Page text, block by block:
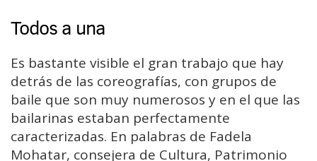
Todos a una
Es bastante visible el gran trabajo que hay
detrás de las coreografías, con grupos de
baile que son muy numerosos y en el que las
bailarinas estaban perfectamente
caracterizadas. En palabras de Fadela
Mohatar, consejera de Cultura, Patrimonio